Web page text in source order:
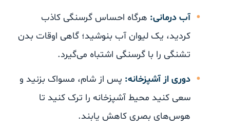
آب درمانی:هرگاه احساس گرسنگی کاذب
کردید، یک لیوان آب بنوشید؛ گاهی اوقات بدن
تشنگی را با گرسنگی اشتباه می‌گیرد.
دوری از آشپزخانه:پس از شام، مسواک بزنید و
سعی کنید محیط آشپزخانه را ترک کنید تا
هوس‌های بصری کاهش یابند.